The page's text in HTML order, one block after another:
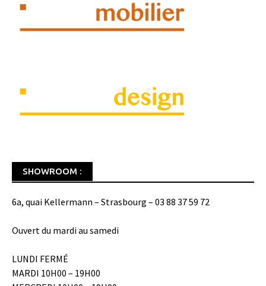
SHOWROOM :
6a, quai Kellermann – Strasbourg – 03 88 37 59 72
Ouvert du mardi au samedi
LUNDI FERMÉ
MARDI 10H00 – 19H00